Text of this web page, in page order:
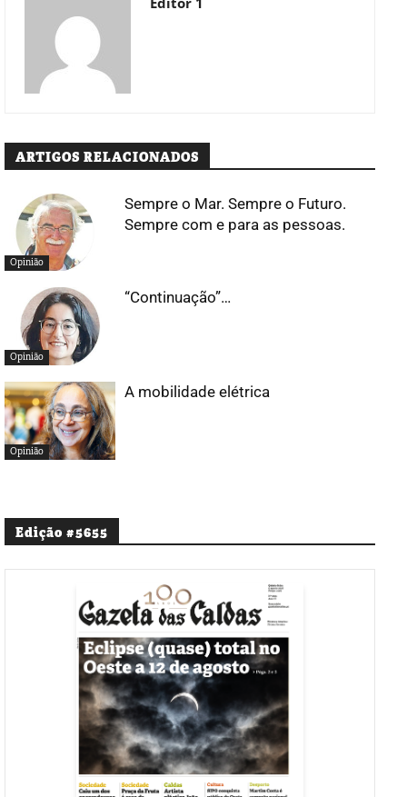
ARTIGOS RELACIONADOS
Opinião
Sempre o Mar. Sempre o Futuro.
Sempre com e para as pessoas.
Opinião
“Continuação”…
Opinião
A mobilidade elétrica
Edição #5655